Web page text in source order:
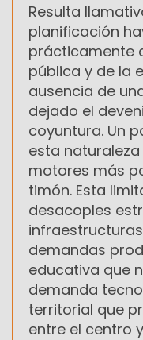
Resulta
planificación
prácticamente
pública y de la
ausencia de
dejado el
coyuntura. Un
esta
motores más
timón. Esta
desacoples
demandas
educativa que
demanda
territorial que
entre el centro